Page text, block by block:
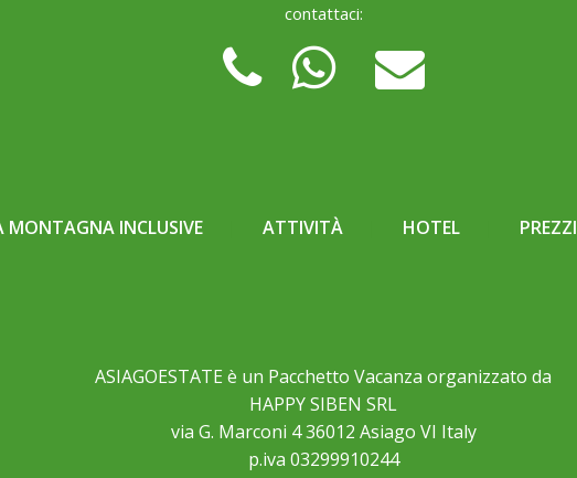
contattaci:
MONTAGNA INCLUSIVE ATTIVITÀ HOTEL PREZZI
ASIAGOESTATE è un Pacchetto Vacanza organizzato da
HAPPY SIBEN SRL
via G. Marconi 4 36012 Asiago VI Italy
p.iva 03299910244